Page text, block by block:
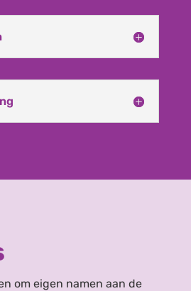
om eigen namen aan de